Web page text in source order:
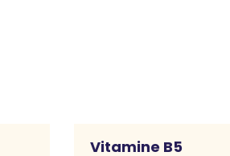
Vitamine B5